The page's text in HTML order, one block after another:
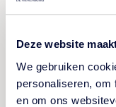
Deze website
We gebruiken
personaliseren, om
en om ons
van de Beebreed
bevrucht bij het
volken staan
Vanenburg. De